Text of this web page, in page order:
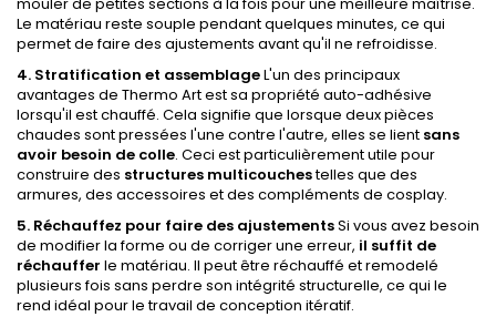
Le matériau reste souple pendant quelques minutes, ce qui
permet de faire des ajustements avant qu'il ne refroidisse.
4. Stratification et assemblageL'un des principaux
avantages de Thermo Art est sa propriété auto-adhésive
lorsqu'il est chauffé. Cela signifie que lorsque deux pièces
chaudes sont pressées l'une contre l'autre, elles se lient sans
avoir besoin de colle. Ceci est particulièrement utile pour
construire des structures multicouchestelles que des
armures, des accessoires et des compléments de cosplay.
5. Réchauffez pour faire des ajustementsSi vous avez besoin
de modifier la forme ou de corriger une erreur, il suffit de
réchauffer le matériau. Il peut être réchauffé et remodelé
plusieurs fois sans perdre son intégrité structurelle, ce qui le
rend idéal pour le travail de conception itératif.